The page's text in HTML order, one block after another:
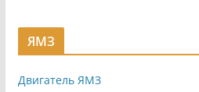
ЯМЗ
Двигатель ЯМЗ